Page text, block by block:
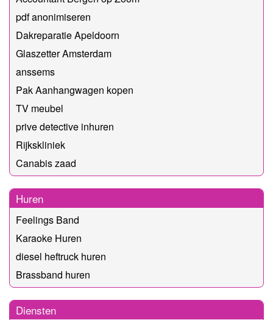
pdf anonimiseren
Dakreparatie Apeldoorn
Glaszetter Amsterdam
anssems
Pak Aanhangwagen kopen
TV meubel
prive detective inhuren
Rijkskliniek
Canabis zaad
Huren
Feelings Band
Karaoke Huren
diesel heftruck huren
Brassband huren
Diensten